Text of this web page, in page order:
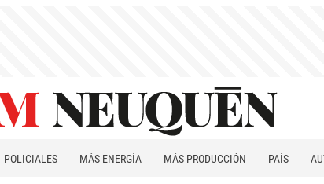
POLICIALES MÁS ENERGÍA MÁS PRODUCCIÓN PAÍS